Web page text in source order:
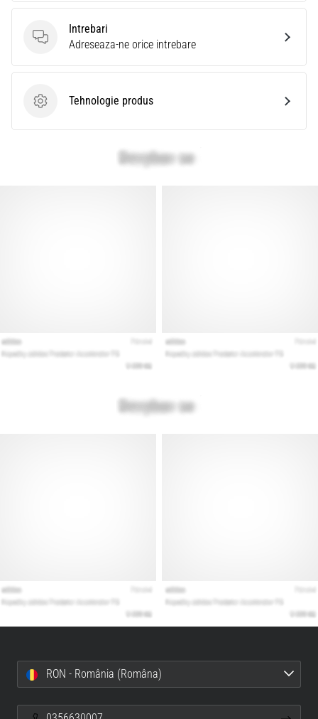
Intrebari
Intrebari
Adreseaza-ne orice intrebare
Tehnologie produs
Tehnologie produs
RON - România (Româna)